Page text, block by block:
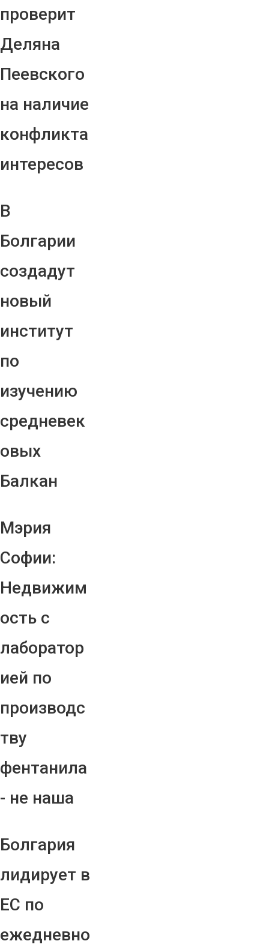
проверит
Деляна
Пеевского
на наличие
конфликта
интересов
В
Болгарии
создадут
новый
институт
по
изучению
средневек
овых
Балкан
Мэрия
Софии:
Недвижим
ость с
лаборатор
ией по
производс
тву
фентанила
- не наша
Болгария
лидирует в
ЕС по
ежедневно